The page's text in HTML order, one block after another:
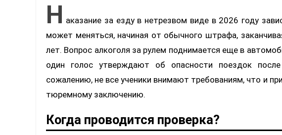
Н аказание за езду в нетрезвом виде в 2026 году
может меняться, начиная от обычного штрафа,
лет. Вопрос алкоголя за рулем поднимается еще в
один голос утверждают об опасности поездок
сожалению, не все ученики внимают требованиям, что и
тюремному заключению.
Когда проводится проверка?